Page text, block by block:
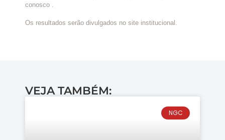
conosco .
Os resultados serão divulgados no site institucional.
VEJA TAMBÉM:
NGC